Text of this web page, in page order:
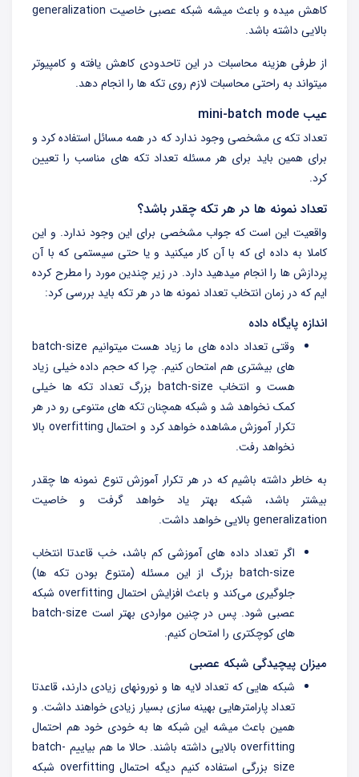
کاهش میده و باعث میشه شبکه عصبی خاصیت generalization
بالایی داشته باشد.
از طرفی هزینه محاسبات در این تاحدودی کاهش یافته و کامپیوتر
میتواند به راحتی محاسبات لازم روی تکه ها را انجام دهد.
عیب mini-batch mode
تعداد تکه ی مشخصی وجود ندارد که در همه مسائل استفاده کرد و
برای همین باید برای هر مسئله تعداد تکه های مناسب را تعیین
کرد.
تعداد نمونه ها در هر تکه چقدر باشد؟
واقعیت این است که جواب مشخصی برای این وجود ندارد. و این
کاملا به داده ای که با آن کار میکنید و یا حتی سیستمی که با آن
پردازش ها را انجام میدهید دارد. در زیر چندین مورد را مطرح کرده
ایم که در زمان انتخاب تعداد نمونه ها در هر تکه باید بررسی کرد:
اندازه پایگاه داده
وقتی تعداد داده های ما زیاد هست میتوانیم batch-size
های بیشتری هم امتحان کنیم. چرا که حجم داده خیلی زیاد
هست و انتخاب batch-size بزرگ تعداد تکه ها خیلی
کمک نخواهد شد و شبکه همچنان تکه های متنوعی رو در هر
تکرار آموزش مشاهده خواهد کرد و احتمال overfitting بالا
نخواهد رفت.
به خاطر داشته باشیم که در هر تکرار آموزش تنوع نمونه ها چقدر
بیشتر باشد، شبکه بهتر یاد خواهد گرفت و خاصیت
generalization بالایی خواهد داشت.
اگر تعداد داده های آموزشی کم باشد، خب قاعدتا انتخاب
batch-size بزرگ از این مسئله (متنوع بودن تکه ها)
جلوگیری می‌کند و باعث افزایش احتمال overfitting شبکه
عصبی شود. پس در چنین مواردی بهتر است batch-size
های کوچکتری را امتحان کنیم.
میزان پیچیدگی شبکه عصبی
شبکه هایی که تعداد لایه ها و نورونهای زیادی دارند، قاعدتا
تعداد پارامترهایی بهینه سازی بسیار زیادی خواهند داشت. و
همین باعث میشه این شبکه ها به خودی خود هم احتمال
overfitting بالایی داشته باشند. حالا ما هم بیاییم batch-
size بزرگی استفاده کنیم دیگه احتمال overfitting شبکه